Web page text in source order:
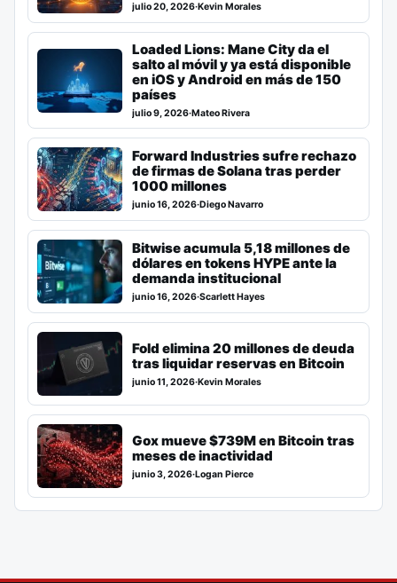
julio 20, 2026·Kevin Morales
Loaded Lions: Mane City da el
salto al móvil y ya está disponible
en iOS y Android en más de 150
países
julio 9, 2026·Mateo Rivera
Forward Industries sufre rechazo
de firmas de Solana tras perder
1000 millones
junio 16, 2026·Diego Navarro
Bitwise acumula 5,18 millones de
dólares en tokens HYPE ante la
demanda institucional
junio 16, 2026·Scarlett Hayes
Fold elimina 20 millones de deuda
tras liquidar reservas en Bitcoin
junio 11, 2026·Kevin Morales
Gox mueve $739M en Bitcoin tras
meses de inactividad
junio 3, 2026·Logan Pierce